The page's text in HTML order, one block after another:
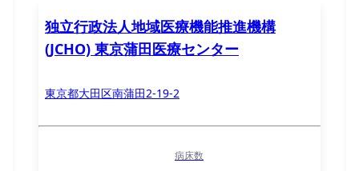
独立行政法人地域医療機能推進機構
(JCHO) 東京蒲田医療センター
東京都大田区南蒲田2-19-2
病床数